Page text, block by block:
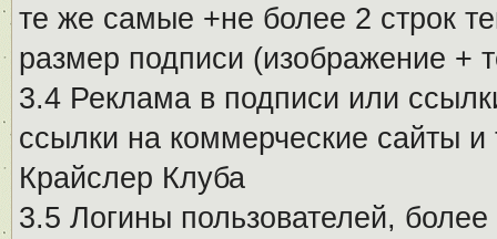
те же самые +не более 2 строк
размер подписи (изображение +
3.4 Реклама в подписи или
ссылки на коммерческие сайты
Крайслер Клуба
3.5 Логины пользователей,